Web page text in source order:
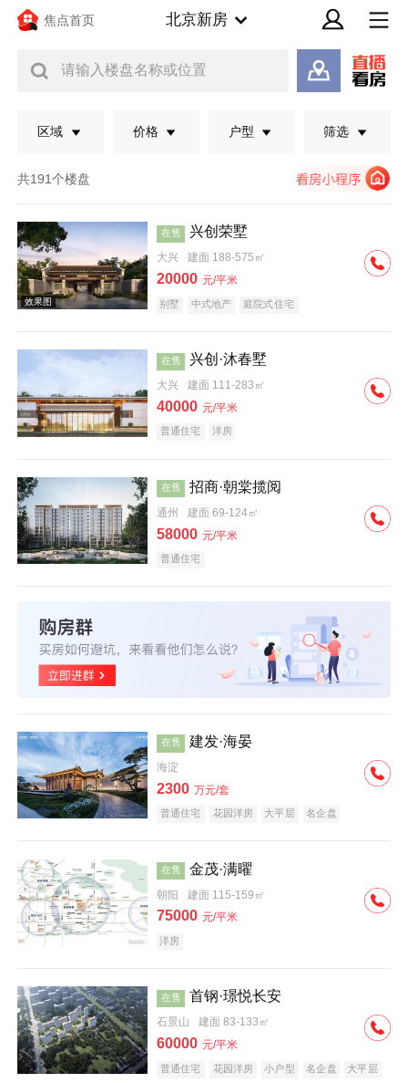
焦点首页 北京新房
请输入楼盘名称或位置
区域 价格 户型 筛选
共191个楼盘
效果图
在售 兴创荣墅
大兴 建面 188-575㎡
20000 元/平米
别墅 中式地产 庭院式住宅
在售 兴创·沐春墅
大兴 建面 111-283㎡
40000 元/平米
普通住宅 洋房
在售 招商·朝棠揽阅
通州 建面 69-124㎡
58000 元/平米
普通住宅
在售 建发·海晏
海淀
2300 万元/套
普通住宅 花园洋房 大平层
名企盘
在售 金茂·满曜
朝阳 建面 115-159㎡
75000 元/平米
洋房
在售 首钢·璟悦长安
石景山 建面 83-133㎡
60000 元/平米
普通住宅 花园洋房 小户型 名企盘 大平层